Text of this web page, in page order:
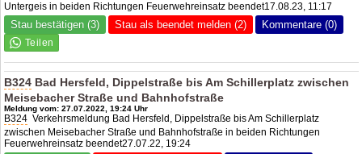
Untergeis in beiden Richtungen Feuerwehreinsatz beendet17.08.23, 11:17
Stau bestätigen (3) Stau als beendet melden (2) Kommentare (0)
B324 Bad Hersfeld, Dippelstraße bis Am Schillerplatz zwischen
Meisebacher Straße und Bahnhofstraße
Meldung vom: 27.07.2022, 19:24 Uhr
B324 Verkehrsmeldung Bad Hersfeld, Dippelstraße bis Am Schillerplatz
zwischen Meisebacher Straße und Bahnhofstraße in beiden Richtungen
Feuerwehreinsatz beendet27.07.22, 19:24